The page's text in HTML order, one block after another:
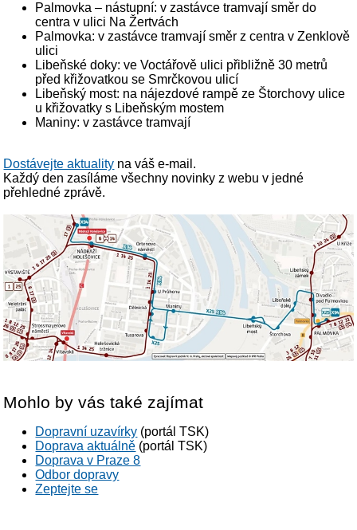
Palmovka – nástupní: v zastávce tramvají směr do
centra v ulici Na Žertvách
Palmovka: v zastávce tramvají směr z centra v Zenklově
ulici
Libeňské doky: ve Voctářově ulici přibližně 30 metrů
před křižovatkou se Smrčkovou ulicí
Libeňský most: na nájezdové rampě ze Štorchovy ulice
u křižovatky s Libeňským mostem
Maniny: v zastávce tramvají
Dostávejte aktuality na váš e-mail.
Každý den zasíláme všechny novinky z webu v jedné
přehledné zprávě.
Mohlo by vás také zajímat
Dopravní uzavírky (portál TSK)
Doprava aktuálně (portál TSK)
Doprava v Praze 8
Odbor dopravy
Zeptejte se